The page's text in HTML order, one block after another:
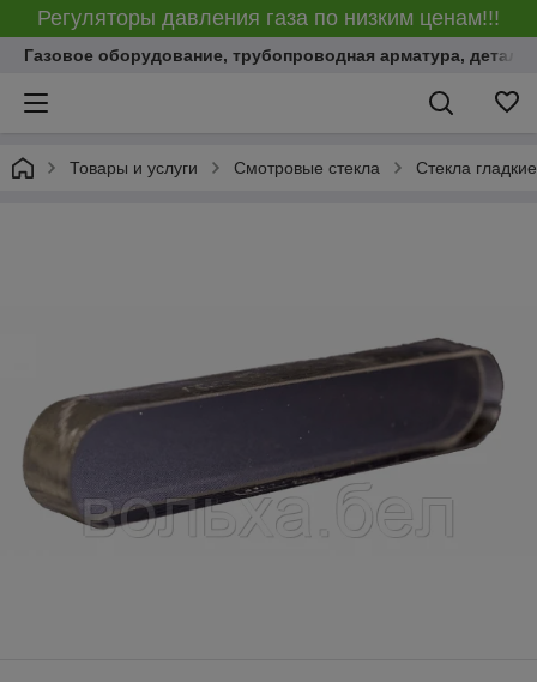
Регуляторы давления газа по низким ценам!!!
Газовое оборудование, трубопроводная арматура,
Товары и услуги Смотровые стекла Стекла